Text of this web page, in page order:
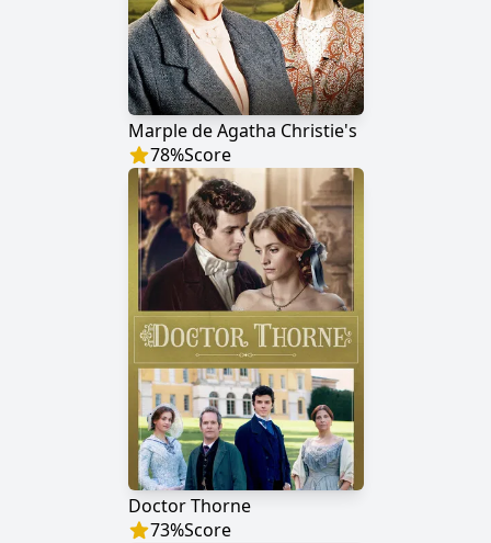
Marple de Agatha Christie's
78%Score
Doctor Thorne
73%Score